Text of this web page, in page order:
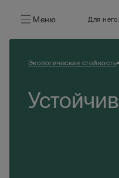
Меню Для него:
Экологическая стойкость